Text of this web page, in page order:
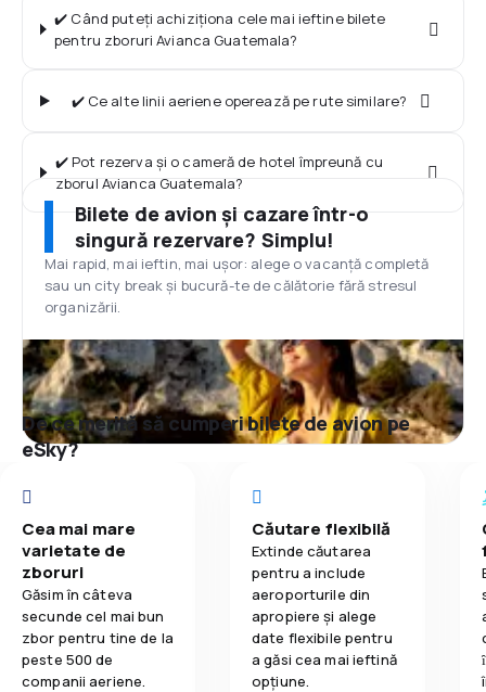
✔️ Când puteți achiziționa cele mai ieftine bilete
pentru zboruri Avianca Guatemala?
✔️ Ce alte linii aeriene operează pe rute similare?
✔️ Pot rezerva și o cameră de hotel împreună cu
zborul Avianca Guatemala?
Bilete de avion și cazare într-o
singură rezervare? Simplu!
Mai rapid, mai ieftin, mai ușor: alege o vacanță completă
sau un city break și bucură-te de călătorie fără stresul
organizării.
De ce merită să cumperi bilete de avion pe
eSky?
Cea mai mare
varietate de
zboruri
Găsim în câteva
secunde cel mai bun
zbor pentru tine de la
peste 500 de
companii aeriene.
Căutare flexibilă
Extinde căutarea
pentru a include
aeroporturile din
apropiere și alege
date flexibile pentru
a găsi cea mai ieftină
opțiune.